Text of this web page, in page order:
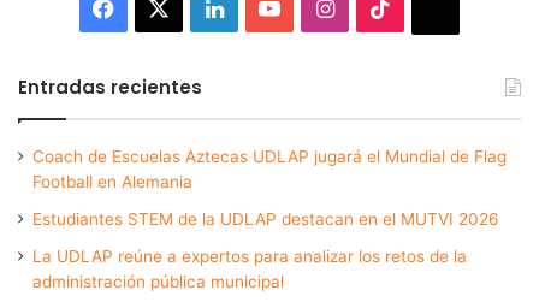
Facebook LinkedInYouTubeInstagram
Entradas recientes
Coach de Escuelas Aztecas UDLAP jugará el Mundial de Flag
Football en Alemania
Estudiantes STEM de la UDLAP destacan en el MUTVI 2026
La UDLAP reúne a expertos para analizar los retos de la
administración pública municipal